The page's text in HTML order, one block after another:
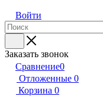
Войти
Заказать звонок
Сравнение0
Отложенные 0
Корзина 0